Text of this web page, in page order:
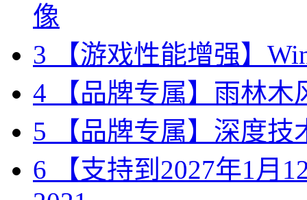
像
3 【游戏性能增强】
4 【品牌专属】雨林木
5 【品牌专属】深度技
6 【支持到2027年1月